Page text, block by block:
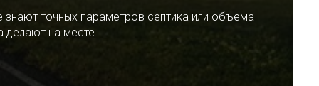
точных параметров септика или объема
делают на месте.